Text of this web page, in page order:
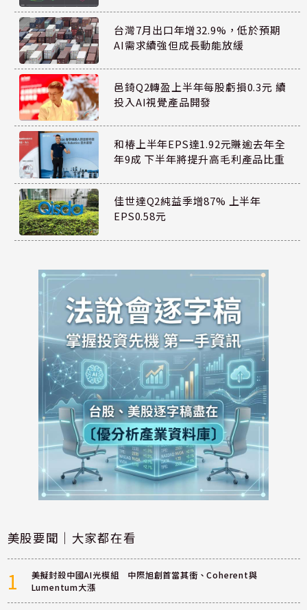
台灣7月出口年增32.9%，低於預期
AI需求續強但成長動能放緩
邑錡Q2轉盈上半年每股虧損0.3元 續
投入AI視覺產品開發
和椿上半年EPS達1.92元賺逾去年全
年9成 下半年將提升高毛利產品比重
佳世達Q2純益季增87% 上半年
EPS0.58元
美股要聞｜大家都在看
1
美擬封殺中國AI光模組 中際旭創首當其衝、Coherent與
Lumentum大漲